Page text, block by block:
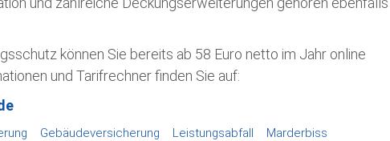
können Sie bereits ab 58 Euro netto im Jahr online
und Tarifrechner finden Sie auf:
Gebäudeversicherung Leistungsabfall
Marderbiss